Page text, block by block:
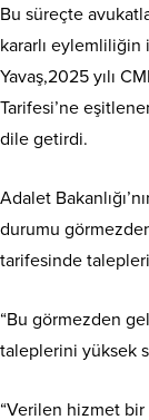
Bu süreçte
kararlı eylemliliğin
Yavaş,2025 yılı
Tarifesi’ne
dile getirdi.
Adalet
durumu
tarifesinde
“Bu görmezden
taleplerini yüksek
“Verilen hizmet